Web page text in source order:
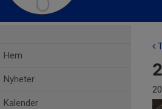
Hem
Nyheter
Kalender